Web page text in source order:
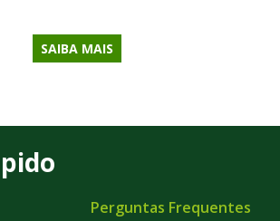
SAIBA MAIS
Perguntas Frequentes